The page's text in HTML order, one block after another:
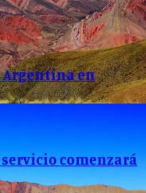
Argentina en
comenzará